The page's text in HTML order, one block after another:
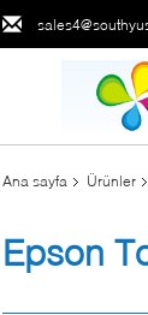
Ana sayfa Ürünler
Epson